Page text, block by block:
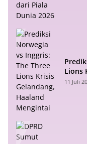
Lions
11 Juli